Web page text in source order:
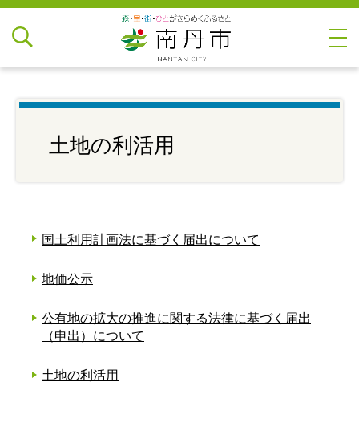
土地の利活用
国土利用計画法に基づく届出について
地価公示
公有地の拡大の推進に関する法律に基づく届出
（申出）について
土地の利活用